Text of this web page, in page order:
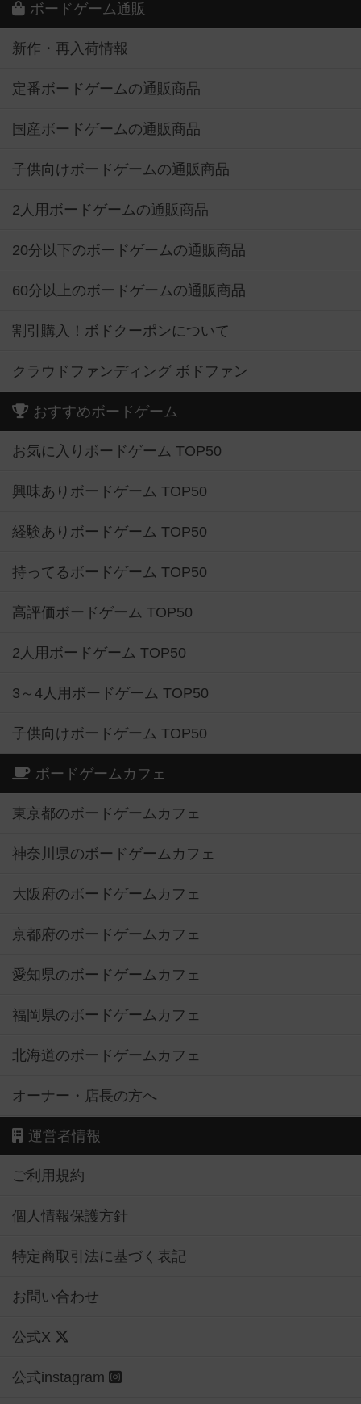
ボードゲーム通販
新作・再入荷情報
定番ボードゲームの通販商品
国産ボードゲームの通販商品
子供向けボードゲームの通販商品
2人用ボードゲームの通販商品
20分以下のボードゲームの通販商品
60分以上のボードゲームの通販商品
割引購入！ボドクーポンについて
クラウドファンディング ボドファン
おすすめボードゲーム
お気に入りボードゲーム TOP50
興味ありボードゲーム TOP50
経験ありボードゲーム TOP50
持ってるボードゲーム TOP50
高評価ボードゲーム TOP50
2人用ボードゲーム TOP50
3～4人用ボードゲーム TOP50
子供向けボードゲーム TOP50
ボードゲームカフェ
東京都のボードゲームカフェ
神奈川県のボードゲームカフェ
大阪府のボードゲームカフェ
京都府のボードゲームカフェ
愛知県のボードゲームカフェ
福岡県のボードゲームカフェ
北海道のボードゲームカフェ
オーナー・店長の方へ
運営者情報
ご利用規約
個人情報保護方針
特定商取引法に基づく表記
お問い合わせ
公式X
公式instagram